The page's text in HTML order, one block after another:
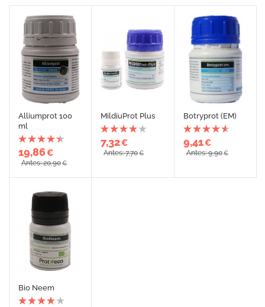
Alliumprot 100
ml
19,86€
Antes: 20,90€
MildiuProt Plus
7,32€
Antes: 7,70€
Botryprot (EM)
9,41€
Antes: 9,90€
Bio Neem